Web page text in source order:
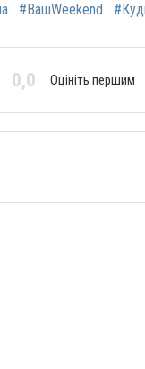
#ВашWeekend
0,0 Оцініть першим